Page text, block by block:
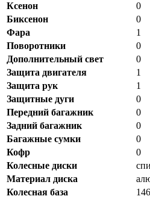
Ксенон
0
Биксенон
0
Фара
1
Поворотники
0
Дополнительный свет
0
Защита двигателя
1
Защита рук
1
Защитные дуги
0
Передний багажник
0
Задний багажник
0
Багажные сумки
0
Кофр
0
Колесные диски
Материал диска
Колесная база